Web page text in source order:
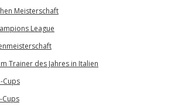
Meisterschaft
League
Trainer des Jahres in Italien
Cups
Cups